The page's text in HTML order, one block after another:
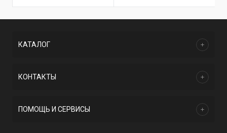
КАТАЛОГ
КОНТАКТЫ
ПОМОЩЬ И СЕРВИСЫ